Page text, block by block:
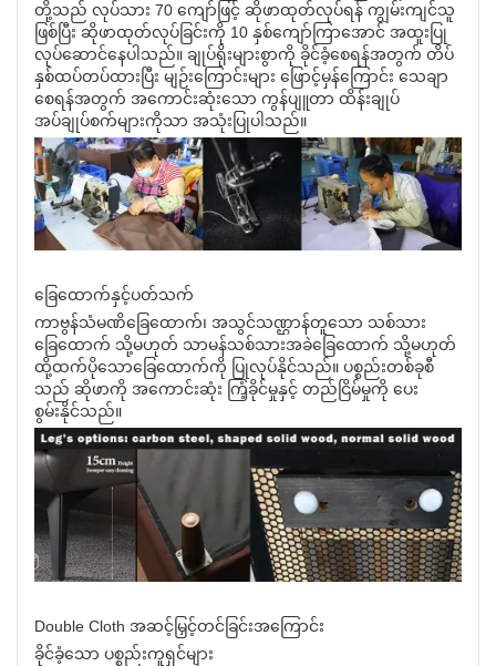
တို့သည် လုပ်သား 70 ကျော်ဖြင့် ဆိုဖာထုတ်လုပ်ရန် ကျွမ်းကျင်သူ
ဖြစ်ပြီး ဆိုဖာထုတ်လုပ်ခြင်းကို 10 နှစ်ကျော်ကြာအောင် အထူးပြု
လုပ်ဆောင်နေပါသည်။ ချုပ်ရိုးများစွာကို ခိုင်ခံ့စေရန်အတွက် တိပ်
နှစ်ထပ်တပ်ထားပြီး မျဉ်းကြောင်းများ ဖြောင့်မှန်ကြောင်း သေချာ
စေရန်အတွက် အကောင်းဆုံးသော ကွန်ပျူတာ ထိန်းချုပ်
အပ်ချုပ်စက်များကိုသာ အသုံးပြုပါသည်။
ခြေထောက်နှင့်ပတ်သက်
ကာဗွန်သံမဏိခြေထောက်၊ အသွင်သဏ္ဌာန်တူသော သစ်သား
ခြေထောက် သို့မဟုတ် သာမန်သစ်သားအခဲခြေထောက် သို့မဟုတ်
ထို့ထက်ပိုသောခြေထောက်ကို ပြုလုပ်နိုင်သည်။ ပစ္စည်းတစ်ခုစီ
သည် ဆိုဖာကို အကောင်းဆုံး ကြံ့ခိုင်မှုနှင့် တည်ငြိမ်မှုကို ပေး
စွမ်းနိုင်သည်။
Double Cloth အဆင့်မြှင့်တင်ခြင်းအကြောင်း
ခိုင်ခံ့သော ပစ္စည်းကူရှင်များ